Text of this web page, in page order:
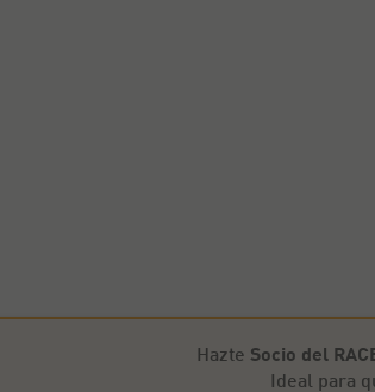
Hazte Socio del
Ideal para